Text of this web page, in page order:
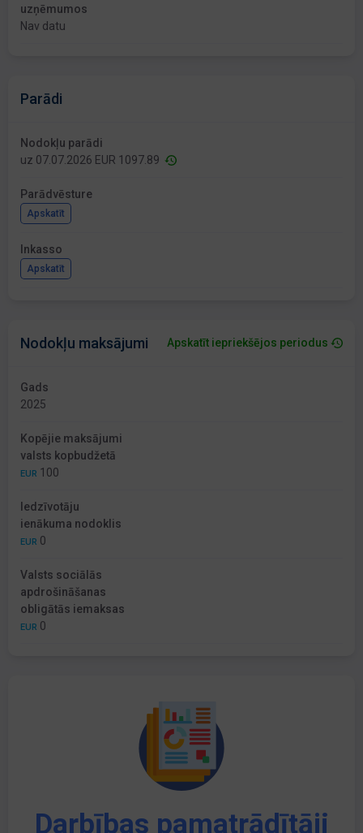
uzņēmumos
Nav datu
Parādi
Nodokļu parādi
uz 07.07.2026 EUR 1097.89
Parādvēsture
Apskatīt
Inkasso
Apskatīt
Nodokļu maksājumi Apskatīt iepriekšējos periodus
Gads
2025
Kopējie maksājumi
valsts kopbudžetā
EUR 100
Iedzīvotāju
ienākuma nodoklis
EUR 0
Valsts sociālās
apdrošināšanas
obligātās iemaksas
EUR 0
Darbības pamatrādītāji